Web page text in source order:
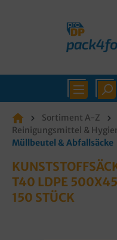
Sortiment A-Z
Reinigungsmittel &
Müllbeutel & Abfallsäcke
T40 LDPE
150 STÜCK